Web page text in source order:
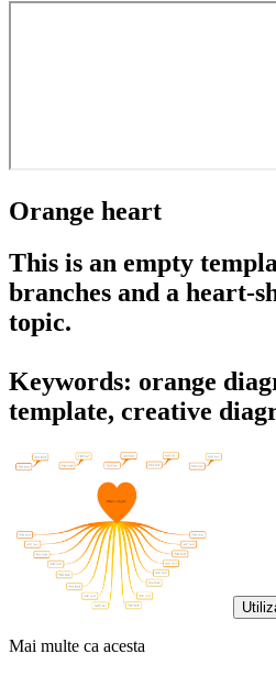
Orange heart
This is an empty
branches and a heart-
topic.
Keywords: orange
template, creative
Mai multe ca acesta